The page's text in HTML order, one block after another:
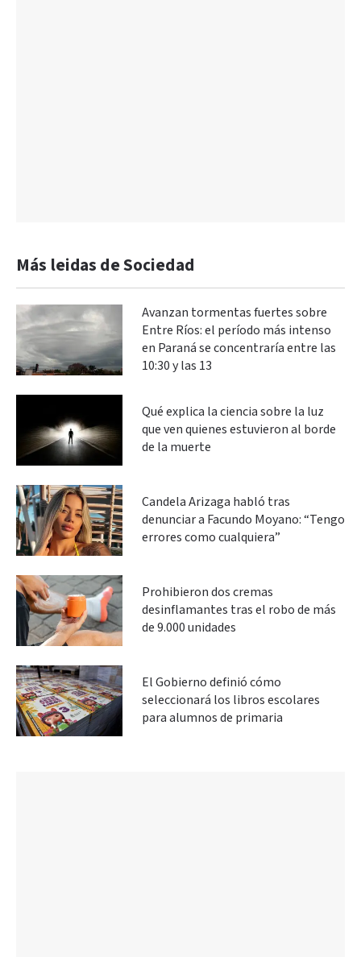
Más leidas de Sociedad
Avanzan tormentas fuertes sobre
Entre Ríos: el período más intenso
en Paraná se concentraría entre las
10:30 y las 13
Qué explica la ciencia sobre la luz
que ven quienes estuvieron al borde
de la muerte
Candela Arizaga habló tras
denunciar a Facundo Moyano: “Tengo
errores como cualquiera”
Prohibieron dos cremas
desinflamantes tras el robo de más
de 9.000 unidades
El Gobierno definió cómo
seleccionará los libros escolares
para alumnos de primaria